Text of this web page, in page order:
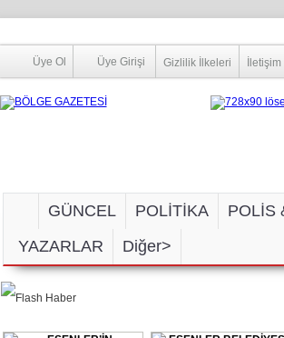
Üye Ol Üye Girişi Gizlilik İlkeleri İletişim
GÜNCEL POLİTİKA
POLİS
YAZARLAR
Diğer>